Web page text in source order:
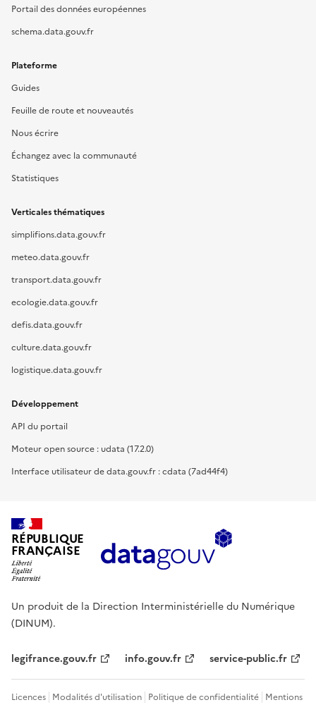
Portail des données européennes
schema.data.gouv.fr
Plateforme
Guides
Feuille de route et nouveautés
Nous écrire
Échangez avec la communauté
Statistiques
Verticales thématiques
simplifions.data.gouv.fr
meteo.data.gouv.fr
transport.data.gouv.fr
ecologie.data.gouv.fr
defis.data.gouv.fr
culture.data.gouv.fr
logistique.data.gouv.fr
Développement
API du portail
Moteur open source : udata (17.2.0)
Interface utilisateur de data.gouv.fr : cdata (7ad44f4)
RÉPUBLIQUE
FRANÇAISE
Un produit de la Direction Interministérielle du Numérique
(DINUM).
legifrance.gouv.fr info.gouv.fr service-public.fr
Licences Modalités d'utilisation Politique de confidentialité Mentions